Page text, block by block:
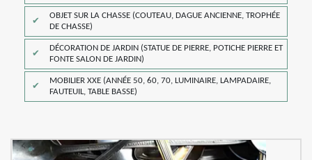
OBJET SUR LA CHASSE (COUTEAU, DAGUE ANCIENNE, TROPHÉE
DE CHASSE)
DÉCORATION DE JARDIN (STATUE DE PIERRE, POTICHE PIERRE ET
FONTE SALON DE JARDIN)
MOBILIER XXE (ANNÉE 50, 60, 70, LUMINAIRE, LAMPADAIRE,
FAUTEUIL, TABLE BASSE)